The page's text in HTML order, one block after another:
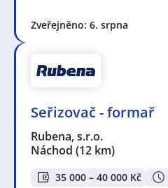
Zveřejněno: 6. srpna
Seřizovač - formař
Rubena, s.r.o.
Náchod (12 km)
35 000 – 40 000 Kč